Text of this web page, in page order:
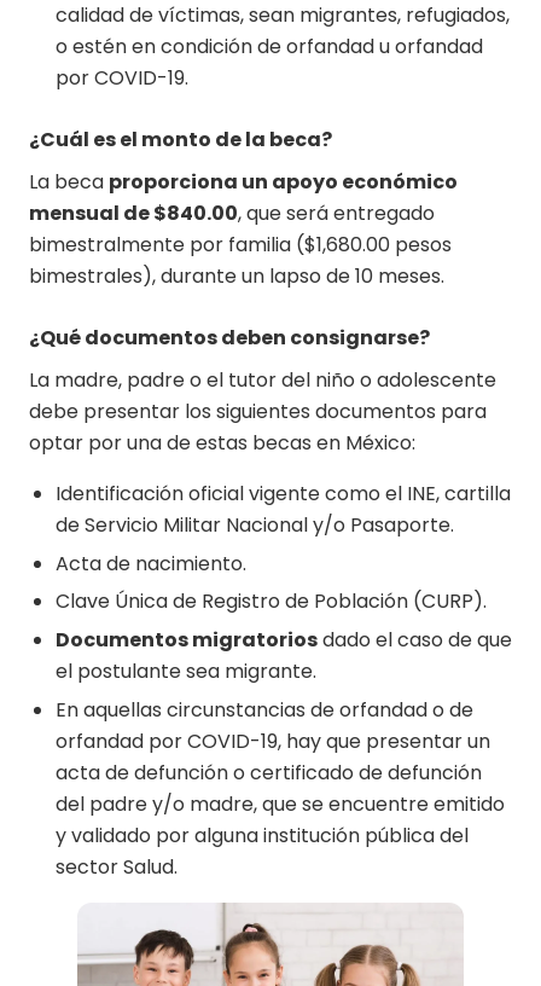
calidad de víctimas, sean migrantes, refugiados,
o estén en condición de orfandad u orfandad
por COVID-19.
¿Cuál es el monto de la beca?
La beca proporciona un apoyo económico
mensual de $840.00, que será entregado
bimestralmente por familia ($1,680.00 pesos
bimestrales), durante un lapso de 10 meses.
¿Qué documentos deben consignarse?
La madre, padre o el tutor del niño o adolescente
debe presentar los siguientes documentos para
optar por una de estas becas en México:
Identificación oficial vigente como el INE, cartilla
de Servicio Militar Nacional y/o Pasaporte.
Acta de nacimiento.
Clave Única de Registro de Población (CURP).
Documentos migratoriosdado el caso de que
el postulante sea migrante.
En aquellas circunstancias de orfandad o de
orfandad por COVID-19, hay que presentar un
acta de defunción o certificado de defunción
del padre y/o madre, que se encuentre emitido
y validado por alguna institución pública del
sector Salud.